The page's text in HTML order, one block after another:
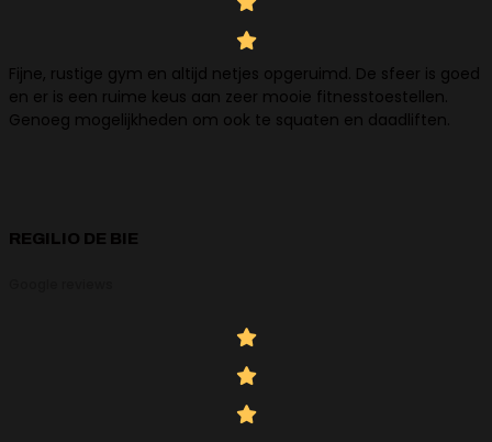
Fijne, rustige gym en altijd netjes opgeruimd. De sfeer is goed
en er is een ruime keus aan zeer mooie fitnesstoestellen.
Genoeg mogelijkheden om ook te squaten en daadliften.
REGILIO DE BIE